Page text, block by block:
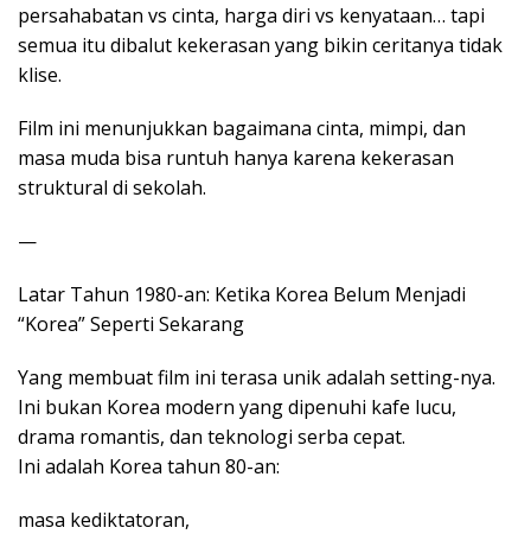
persahabatan vs cinta, harga diri vs kenyataan… tapi
semua itu dibalut kekerasan yang bikin ceritanya tidak
klise.
Film ini menunjukkan bagaimana cinta, mimpi, dan
masa muda bisa runtuh hanya karena kekerasan
struktural di sekolah.
—
Latar Tahun 1980-an: Ketika Korea Belum Menjadi
“Korea” Seperti Sekarang
Yang membuat film ini terasa unik adalah setting-nya.
Ini bukan Korea modern yang dipenuhi kafe lucu,
drama romantis, dan teknologi serba cepat.
Ini adalah Korea tahun 80-an:
masa kediktatoran,